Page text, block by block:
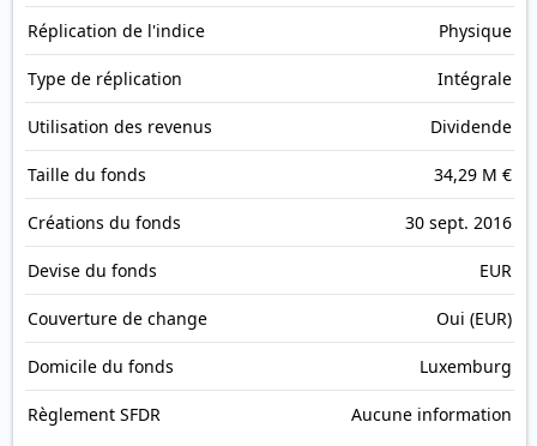
Réplication de l'indice Physique
Type de réplication Intégrale
Utilisation des revenus Dividende
Taille du fonds 34,29 M €
Créations du fonds 30 sept. 2016
Devise du fonds EUR
Couverture de change Oui (EUR)
Domicile du fonds Luxemburg
Règlement SFDR Aucune information